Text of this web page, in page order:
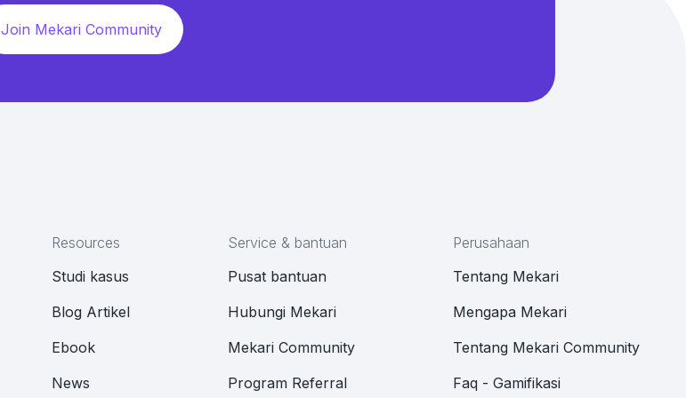
Join Mekari Community
Resources
Studi kasus
Blog Artikel
Ebook
News
Service & bantuan
Pusat bantuan
Hubungi Mekari
Mekari Community
Program Referral
Perusahaan
Tentang Mekari
Mengapa Mekari
Tentang Mekari Community
Faq - Gamifikasi